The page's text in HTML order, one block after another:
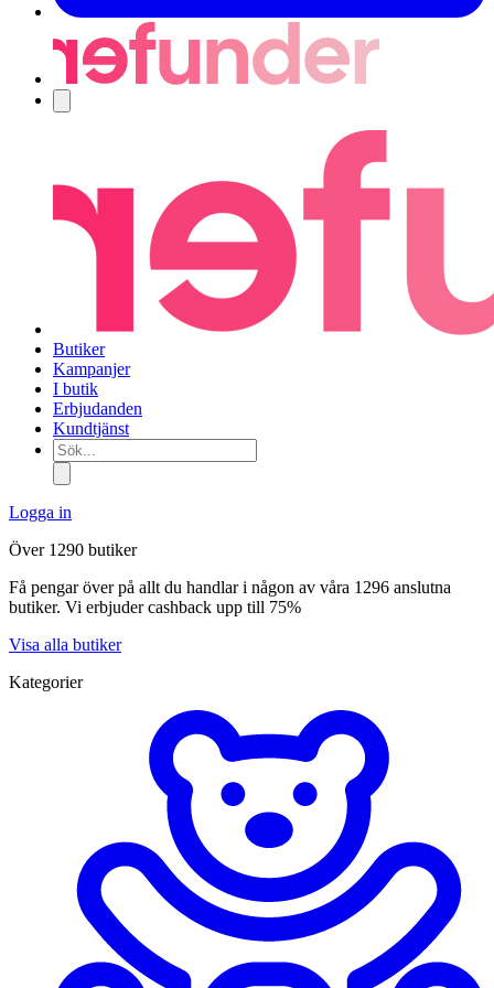
Butiker
Kampanjer
I butik
Erbjudanden
Kundtjänst
Sök...
Logga in
Över 1290 butiker
Få pengar över på allt du handlar i någon av våra 1296 anslutna
butiker. Vi erbjuder cashback upp till 75%
Visa alla butiker
Kategorier